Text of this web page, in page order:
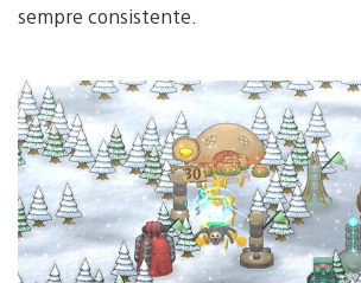
sempre consistente.